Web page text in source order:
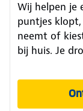
Wij helpen je
puntjes
neemt of
bij huis. Je